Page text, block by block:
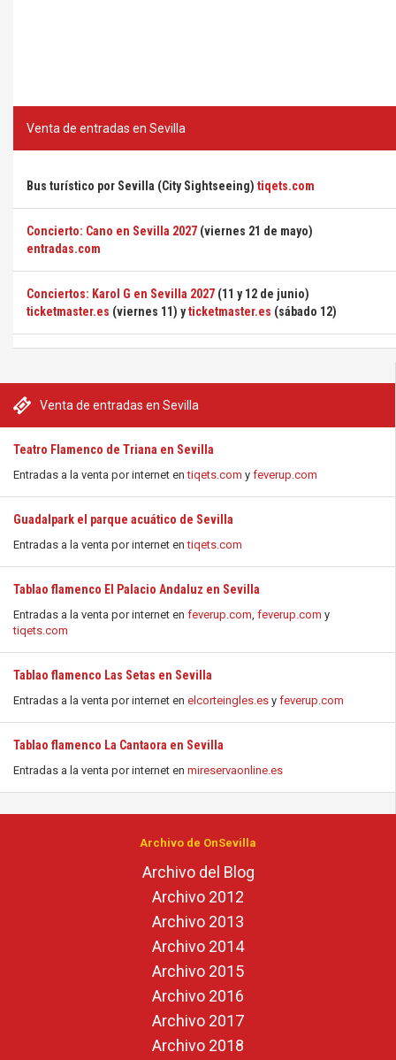
Venta de entradas en Sevilla
Teatro Flamenco de Triana en Sevilla
Entradas a la venta por internet entiqets.com y feverup.com
Guadalpark el parque acuático de Sevilla
Entradas a la venta por internet entiqets.com
Tablao flamenco El Palacio Andaluz en Sevilla
Entradas a la venta por internet en feverup.com, feverup.com y
tiqets.com
Tablao flamenco Las Setas en Sevilla
Entradas a la venta por internet en elcorteingles.es y feverup.com
Tablao flamenco La Cantaora en Sevilla
Entradas a la venta por internet en mireservaonline.es
Venta de entradas en Sevilla
Bus turístico por Sevilla (City Sightseeing) tiqets.com
Concierto: Cano en Sevilla 2027 (viernes 21 de mayo)
entradas.com
Conciertos: Karol G en Sevilla 2027 (11 y 12 de junio)
ticketmaster.es (viernes 11) yticketmaster.es (sábado 12)
Archivo de OnSevilla
Archivo del Blog
Archivo 2012
Archivo 2013
Archivo 2014
Archivo 2015
Archivo 2016
Archivo 2017
Archivo 2018